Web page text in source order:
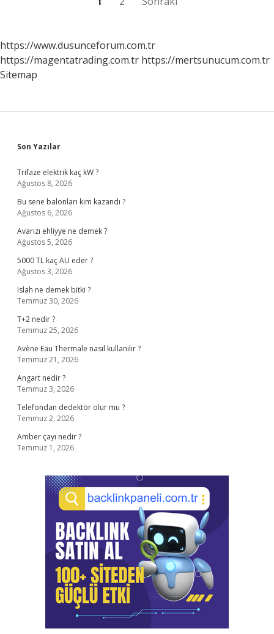
https://www.dusunceforum.com.tr
https://magentatrading.com.tr https://mertsunucum.com.tr
Sitemap
Sidebar
Son Yazılar
Trifaze elektrik kaç kW ?
Ağustos 8, 2026
Bu sene balonları kim kazandı ?
Ağustos 6, 2026
Avarızı ehliyye ne demek ?
Ağustos 5, 2026
5000 TL kaç AU eder ?
Ağustos 3, 2026
Islah ne demek bitki ?
Temmuz 30, 2026
T+2 nedir ?
Temmuz 25, 2026
Avène Eau Thermale nasıl kullanılır ?
Temmuz 21, 2026
Angart nedir ?
Temmuz 3, 2026
Telefondan dedektör olur mu ?
Temmuz 2, 2026
Amber çayı nedir ?
Temmuz 1, 2026